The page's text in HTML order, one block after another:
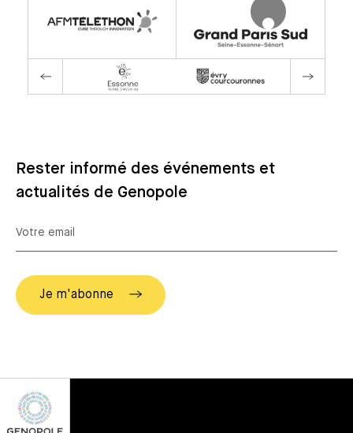
Rester informé des événements et
actualités de Genopole